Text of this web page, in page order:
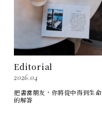
Editorial
2026.04
把書當朋友，你將從中得到生命
的解答